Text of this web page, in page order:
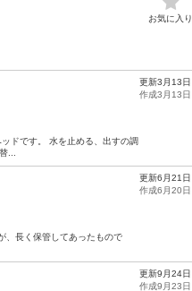
お気に入り
ドです。 水を止める、出すの調
...
更新3月13日
作成3月13日
、長く保管してあったもので
更新6月21日
作成6月20日
更新9月24日
作成9月23日